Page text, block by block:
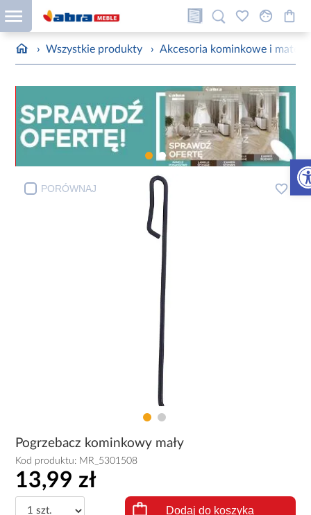
› Wszystkie produkty › Akcesoria kominkowe i
PORÓWNAJ
Pogrzebacz kominkowy mały
Kod produktu: MR_5301508
13,99 zł
Dodaj do koszyka